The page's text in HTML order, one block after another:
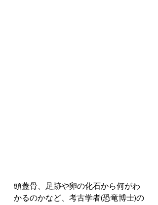
頭蓋骨、足跡や卵の化石から何がわ
かるのかなど、考古学者(恐竜博士)の